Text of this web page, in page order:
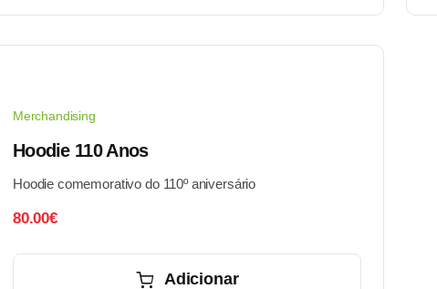
Merchandising
Hoodie 110 Anos
Hoodie comemorativo do 110º aniversário
80.00€
Adicionar